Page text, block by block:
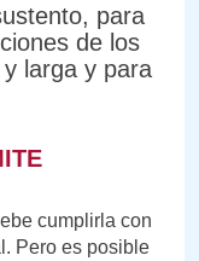
para
de los
larga y para
cumplirla con
Pero es posible